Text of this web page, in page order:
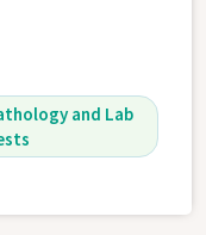
and Lab